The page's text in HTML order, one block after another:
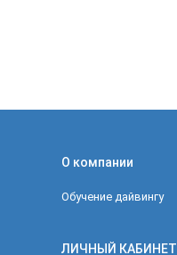
О компании
Обучение дайвингу
ЛИЧНЫЙ КАБИНЕТ